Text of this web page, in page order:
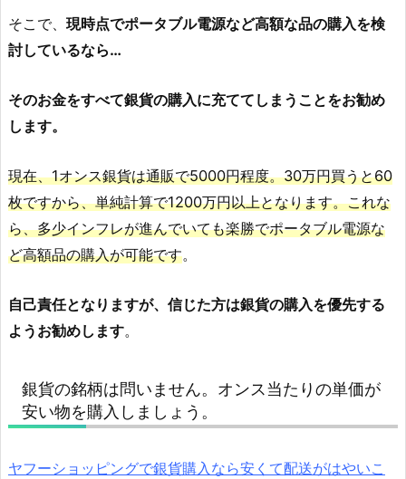
そこで、 現時点でポータブル電源など高額な品の購入を検
討しているなら…
そのお金をすべて銀貨の購入に充ててしまうことをお勧め
します。
現在、1オンス銀貨は通販で5000円程度。30万円買うと60
枚ですから、単純計算で1200万円以上となります。これな
ら、多少インフレが進んでいても楽勝でポータブル電源な
ど高額品の購入が可能です。
自己責任となりますが、信じた方は銀貨の購入を優先する
ようお勧めします。
銀貨の銘柄は問いません。オンス当たりの単価が
安い物を購入しましょう。
ヤフーショッピングで銀貨購入なら安くて配送がはやいこ